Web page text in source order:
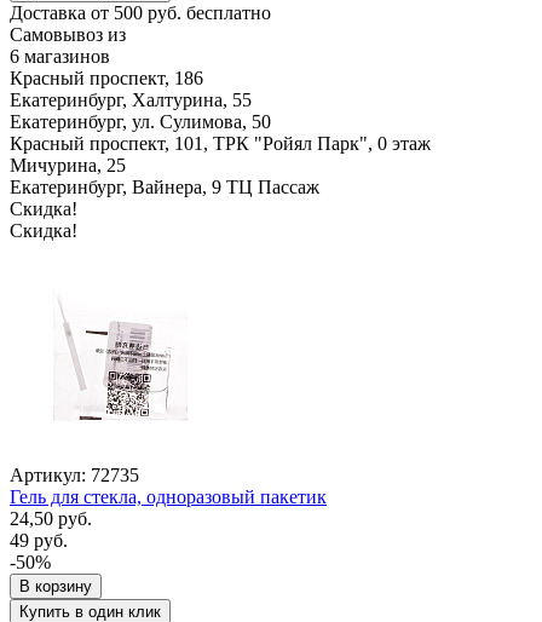
Доставка от 500 руб. бесплатно
Самовывоз из
6 магазинов
Красный проспект, 186
Екатеринбург, Халтурина, 55
Екатеринбург, ул. Сулимова, 50
Красный проспект, 101, ТРК "Ройял Парк", 0 этаж
Мичурина, 25
Екатеринбург, Вайнера, 9 ТЦ Пассаж
Скидка!
Скидка!
Артикул: 72735
Гель для стекла, одноразовый пакетик
24,50 руб.
49 руб.
-50%
В корзину
Купить в один клик